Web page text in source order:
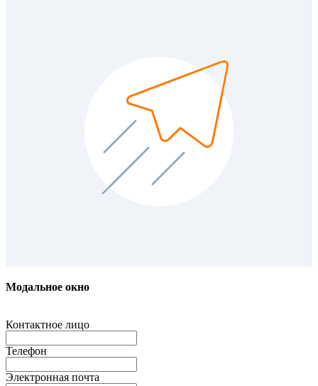
Модальное окно
Контактное лицо
Телефон
Электронная почта